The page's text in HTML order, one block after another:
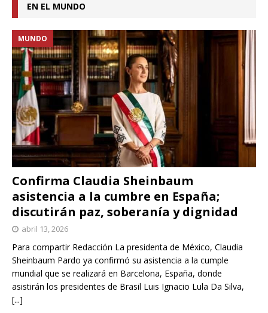
EN EL MUNDO
Confirma Claudia Sheinbaum
asistencia a la cumbre en España;
discutirán paz, soberanía y dignidad
MUNDO
abril 13, 2026
Para compartir Redacción La presidenta de México, Claudia
Sheinbaum Pardo ya confirmó su asistencia a la cumple
mundial que se realizará en Barcelona, España, donde
asistirán los presidentes de Brasil Luis Ignacio Lula Da Silva,
[...]